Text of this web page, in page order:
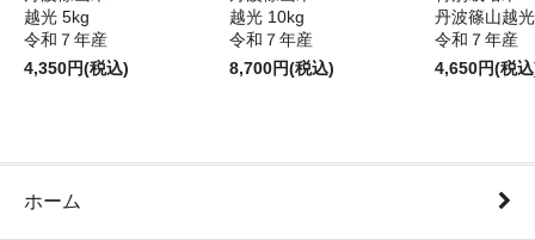
越光 5kg
令和７年産
4,350円(税込)
越光 10kg
令和７年産
8,700円(税込)
丹波篠山越
令和７年産
4,650円(税
ホーム